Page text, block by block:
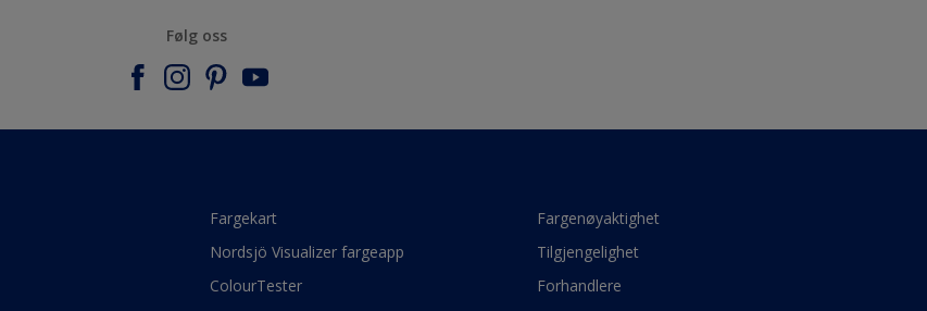
Følg oss
Fargekart
Nordsjö Visualizer fargeapp
ColourTester
Fargenøyaktighet
Tilgjengelighet
Forhandlere